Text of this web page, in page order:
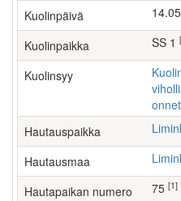
Kuolinpäivä
Kuolinpaikka SS 1
Kuolinsyy
Kuolinsyy muu kuin
Hautauspaikka
Hautausmaa
Hautapaikan numero 75 [1]